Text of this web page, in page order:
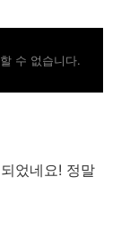
수 없습니다.
었네요! 정말